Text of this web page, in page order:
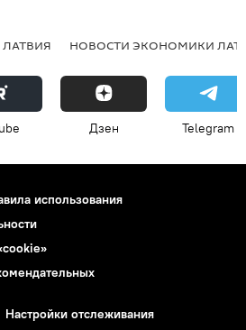
ЛАТВИЯ НОВОСТИ ЭКОНОМИКИ
Дзен Telegram
использования
Настройки отслеживания